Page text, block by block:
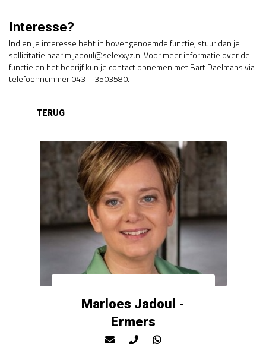
Interesse?
Indien je interesse hebt in bovengenoemde functie, stuur dan je
sollicitatie naar m.jadoul@selexxyz.nl Voor meer informatie over de
functie en het bedrijf kun je contact opnemen met Bart Daelmans via
telefoonnummer 043 – 3503580.
Marloes Jadoul -
Ermers